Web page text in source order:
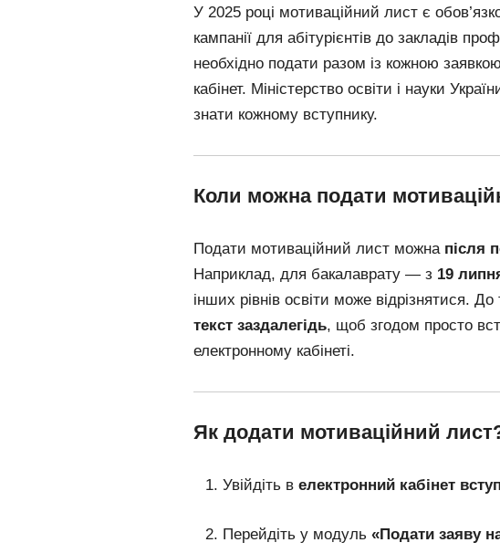
У 2025 році мотиваційний лист є
кампанії для абітурієнтів до закладів
необхідно подати разом із кожною
кабінет. Міністерство освіти і науки
знати кожному вступнику.
Коли можна подати
Подати мотиваційний лист можна після
Наприклад, для бакалаврату — з 19
інших рівнів освіти може відрізнятися.
текст заздалегідь, щоб згодом просто
електронному кабінеті.
Як додати мотиваційний
Увійдіть в електронний кабінет
Перейдіть у модуль «Подати заяву